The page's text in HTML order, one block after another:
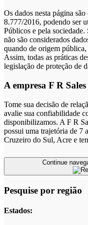
Os dados nesta página
8.777/2016, podendo ser
Públicos e pela
não são considerados
quando de origem
Assim, todas as práticas
legislação de proteção de
A empresa F R
Tome sua decisão de
avalie sua confiabilidade
disponibilizamos. A F R
possui uma trajetória de 7
Cruzeiro do Sul, Acre e
Pesquise por região
Estados: